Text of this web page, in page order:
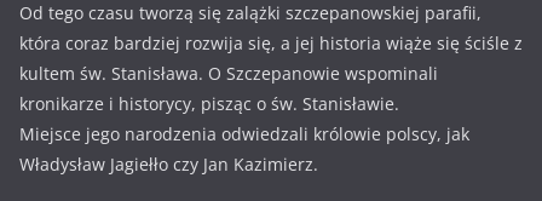
Od tego czasu tworzą się zalążki szczepanowskiej parafii,
która coraz bardziej rozwija się, a jej historia wiąże się ściśle z
kultem św. Stanisława. O Szczepanowie wspominali
kronikarze i historycy, pisząc o św. Stanisławie.
Miejsce jego narodzenia odwiedzali królowie polscy, jak
Władysław Jagiełło czy Jan Kazimierz.